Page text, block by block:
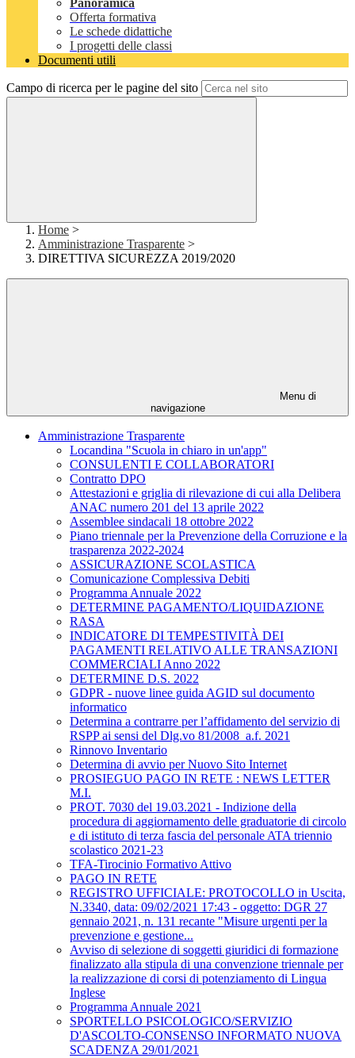
Panoramica
Offerta formativa
Le schede didattiche
I progetti delle classi
Documenti utili
Campo di ricerca per le pagine del sito
Home >
Amministrazione Trasparente >
DIRETTIVA SICUREZZA 2019/2020
Menu di
navigazione
Amministrazione Trasparente
Locandina "Scuola in chiaro in un'app"
CONSULENTI E COLLABORATORI
Contratto DPO
Attestazioni e griglia di rilevazione di cui alla Delibera
ANAC numero 201 del 13 aprile 2022
Assemblee sindacali 18 ottobre 2022
Piano triennale per la Prevenzione della Corruzione e la
trasparenza 2022-2024
ASSICURAZIONE SCOLASTICA
Comunicazione Complessiva Debiti
Programma Annuale 2022
DETERMINE PAGAMENTO/LIQUIDAZIONE
RASA
INDICATORE DI TEMPESTIVITÀ DEI
PAGAMENTI RELATIVO ALLE TRANSAZIONI
COMMERCIALI Anno 2022
DETERMINE D.S. 2022
GDPR - nuove linee guida AGID sul documento
informatico
Determina a contrarre per l’affidamento del servizio di
RSPP ai sensi del Dlg.vo 81/2008_a.f. 2021
Rinnovo Inventario
Determina di avvio per Nuovo Sito Internet
PROSIEGUO PAGO IN RETE : NEWS LETTER
M.I.
PROT. 7030 del 19.03.2021 - Indizione della
procedura di aggiornamento delle graduatorie di circolo
e di istituto di terza fascia del personale ATA triennio
scolastico 2021-23
TFA-Tirocinio Formativo Attivo
PAGO IN RETE
REGISTRO UFFICIALE: PROTOCOLLO in Uscita,
N.3340, data: 09/02/2021 17:43 - oggetto: DGR 27
gennaio 2021, n. 131 recante "Misure urgenti per la
prevenzione e gestione...
Avviso di selezione di soggetti giuridici di formazione
finalizzato alla stipula di una convenzione triennale per
la realizzazione di corsi di potenziamento di Lingua
Inglese
Programma Annuale 2021
SPORTELLO PSICOLOGICO/SERVIZIO
D'ASCOLTO-CONSENSO INFORMATO NUOVA
SCADENZA 29/01/2021